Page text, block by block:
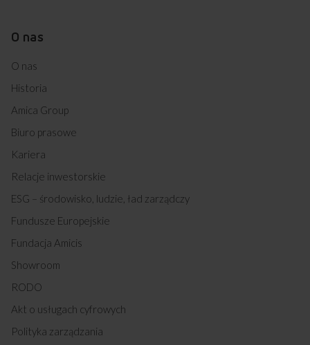
O nas
O nas
Historia
Amica Group
Biuro prasowe
Kariera
Relacje inwestorskie
ESG – środowisko, ludzie, ład zarządczy
Fundusze Europejskie
Fundacja Amicis
Showroom
RODO
Akt o usługach cyfrowych
Polityka zarządzania